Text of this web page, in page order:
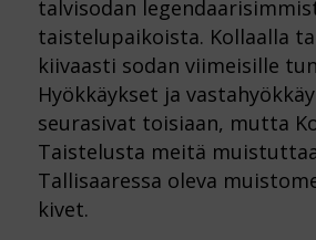
talvisodan
taistelupaikoista. Kollaalla
kiivaasti sodan viimeisille
Hyökkäykset ja
seurasivat toisiaan, mutta
Taistelusta meitä
Tallisaaressa oleva
kivet.